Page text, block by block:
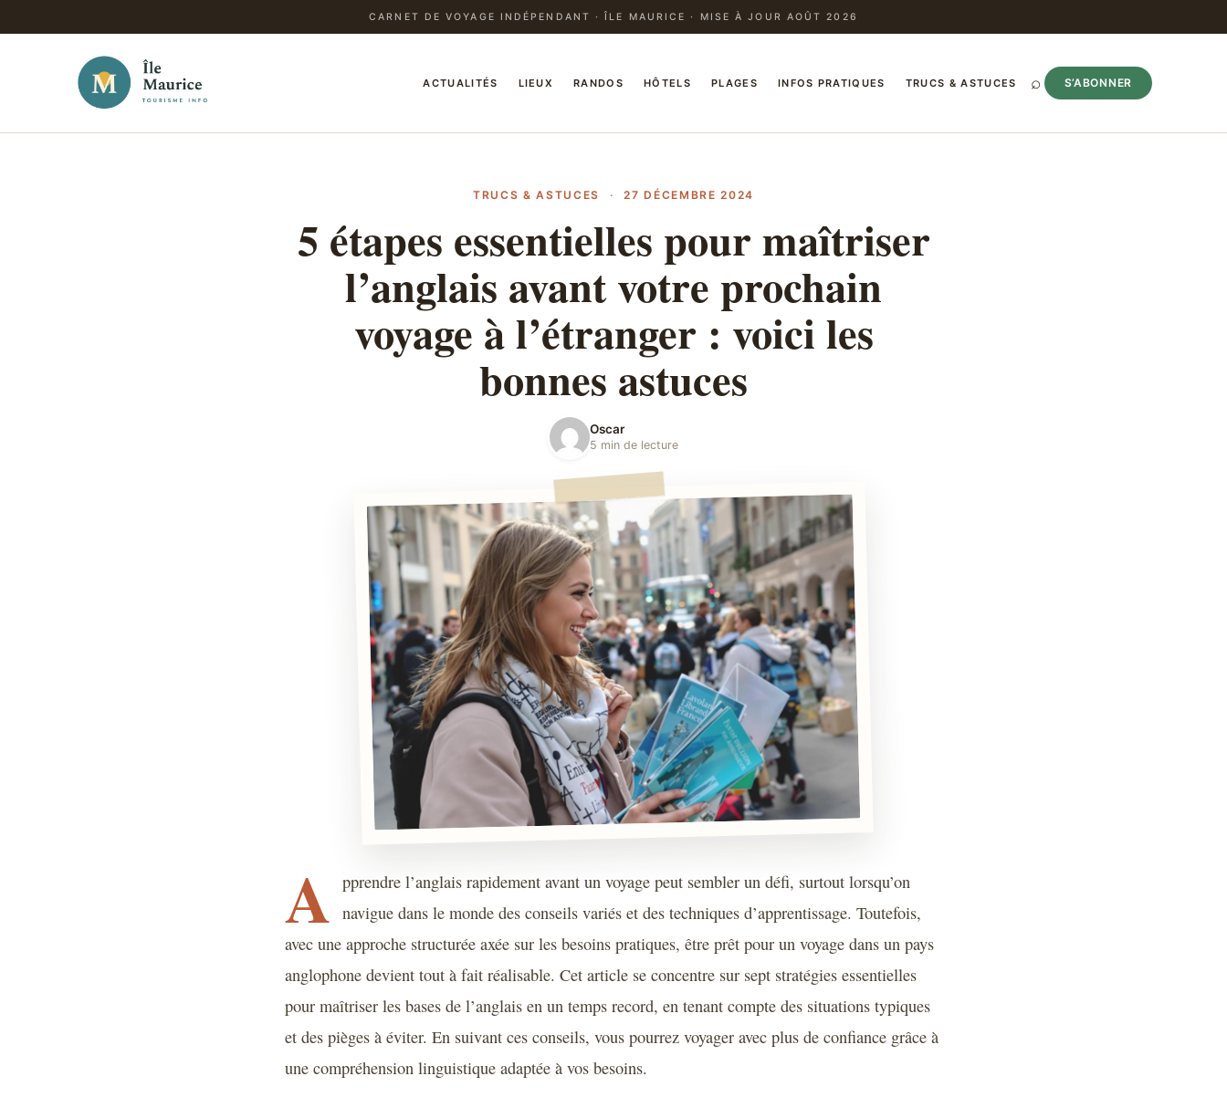
CARNET DE VOYAGE INDÉPENDANT · ÎLE MAURICE · MISE À JOUR AOÛT 2026
ACTUALITÉS LIEUX RANDOS HÔTELS PLAGES INFOS PRATIQUES TRUCS & ASTUCES ⌕ S’ABONNER
TRUCS & ASTUCES · 27 DÉCEMBRE 2024
5 étapes essentielles pour maîtriser
l’anglais avant votre prochain
voyage à l’étranger : voici les
bonnes astuces
Oscar
5 min de lecture
A pprendre l’anglais rapidement avant un voyage peut sembler un défi, surtout lorsqu’on
navigue dans le monde des conseils variés et des techniques d’apprentissage. Toutefois,
avec une approche structurée axée sur les besoins pratiques, être prêt pour un voyage dans un pays
anglophone devient tout à fait réalisable. Cet article se concentre sur sept stratégies essentielles
pour maîtriser les bases de l’anglais en un temps record, en tenant compte des situations typiques
et des pièges à éviter. En suivant ces conseils, vous pourrez voyager avec plus de confiance grâce à
une compréhension linguistique adaptée à vos besoins.